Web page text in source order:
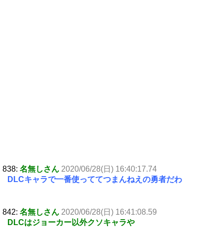
838: 名無しさん 2020/06/28(日) 16:40:17.74
DLCキャラで一番使っててつまんねえの勇者だわ
842: 名無しさん 2020/06/28(日) 16:41:08.59
DLCはジョーカー以外クソキャラや